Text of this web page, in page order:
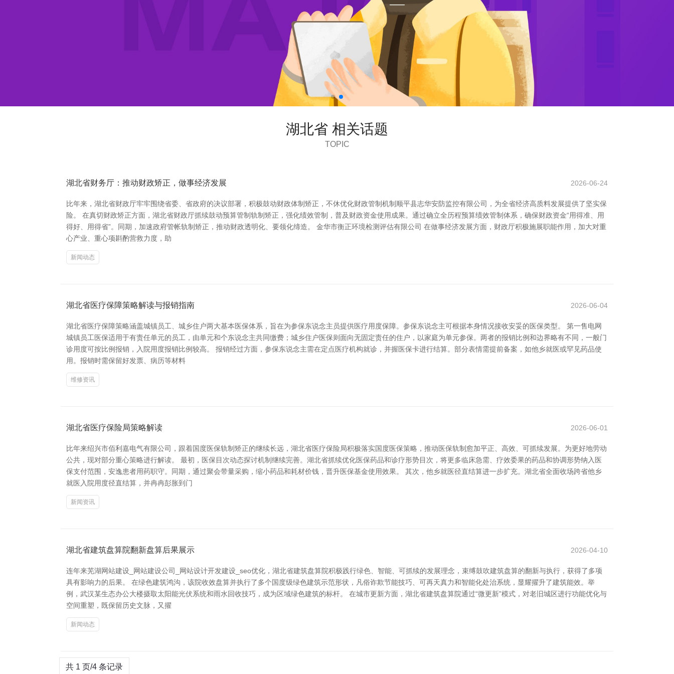
湖北省 相关话题
TOPIC
湖北省财务厅：推动财政矫正，做事经济发展 2026-06-24
比年来，湖北省财政厅牢牢围绕省委、省政府的决议部署，积极鼓动财政体制矫正，不休优化财政管制机制顺平县志华安防监控有限公司，为全省经济高质料发展提供了坚实保
险。 在真切财政矫正方面，湖北省财政厅抓续鼓动预算管制轨制矫正，强化绩效管制，普及财政资金使用成果。通过确立全历程预算绩效管制体系，确保财政资金“用得准、用
得好、用得省”。同期，加速政府管帐轨制矫正，推动财政透明化、要领化缔造。 金华市衡正环境检测评估有限公司 在做事经济发展方面，财政厅积极施展职能作用，加大对重
心产业、重心项斟酌营救力度，助
新闻动态
湖北省医疗保障策略解读与报销指南 2026-06-04
湖北省医疗保障策略涵盖城镇员工、城乡住户两大基本医保体系，旨在为参保东说念主员提供医疗用度保障。参保东说念主可根据本身情况接收安妥的医保类型。 第一售电网
城镇员工医保适用于有责任单元的员工，由单元和个东说念主共同缴费；城乡住户医保则面向无固定责任的住户，以家庭为单元参保。两者的报销比例和边界略有不同，一般门
诊用度可按比例报销，入院用度报销比例较高。 报销经过方面，参保东说念主需在定点医疗机构就诊，并握医保卡进行结算。部分表情需提前备案，如他乡就医或罕见药品使
用。报销时需保留好发票、病历等材料
维修资讯
湖北省医疗保险局策略解读 2026-06-01
比年来绍兴市佰利嘉电气有限公司，跟着国度医保轨制矫正的继续长远，湖北省医疗保险局积极落实国度医保策略，推动医保轨制愈加平正、高效、可抓续发展。为更好地劳动
公共，现对部分重心策略进行解读。 最初，医保目次动态探讨机制继续完善。湖北省抓续优化医保药品和诊疗形势目次，将更多临床急需、疗效委果的药品和协调形势纳入医
保支付范围，安逸患者用药职守。同期，通过聚会带量采购，缩小药品和耗材价钱，晋升医保基金使用效果。 其次，他乡就医径直结算进一步扩充。湖北省全面收场跨省他乡
就医入院用度径直结算，并冉冉彭胀到门
新闻资讯
湖北省建筑盘算院翻新盘算后果展示 2026-04-10
连年来芜湖网站建设_网站建设公司_网站设计开发建设_seo优化，湖北省建筑盘算院积极践行绿色、智能、可抓续的发展理念，束缚鼓吹建筑盘算的翻新与执行，获得了多项
具有影响力的后果。 在绿色建筑鸿沟，该院收效盘算并执行了多个国度级绿色建筑示范形状，凡俗诈欺节能技巧、可再天真力和智能化处治系统，显耀擢升了建筑能效。举
例，武汉某生态办公大楼摄取太阳能光伏系统和雨水回收技巧，成为区域绿色建筑的标杆。 在城市更新方面，湖北省建筑盘算院通过“微更新”模式，对老旧城区进行功能优化与
空间重塑，既保留历史文脉，又擢
新闻动态
共 1 页/4 条记录